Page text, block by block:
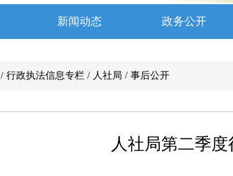
/ 行政执法信息专栏 / 人社局 / 事后公开
人社局第二季